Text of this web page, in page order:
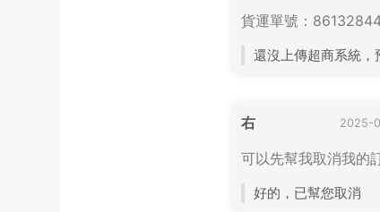
貨運單號：
還沒上傳超商系統，
右 2025-
可以先幫我取消我的
好的，已幫您取消